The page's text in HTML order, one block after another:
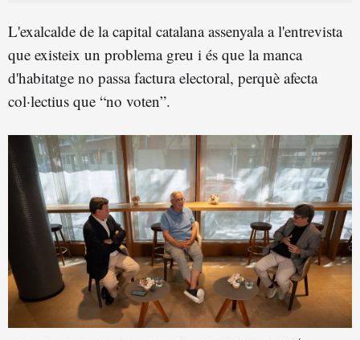
L'exalcalde de la capital catalana assenyala a l'entrevista
que existeix un problema greu i és que la manca
d'habitatge no passa factura electoral, perquè afecta
col·lectius que “no voten”.